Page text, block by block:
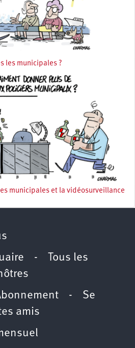
les municipales ?
municipales et la vidéosurveillance
- Tous les
- Se
amis